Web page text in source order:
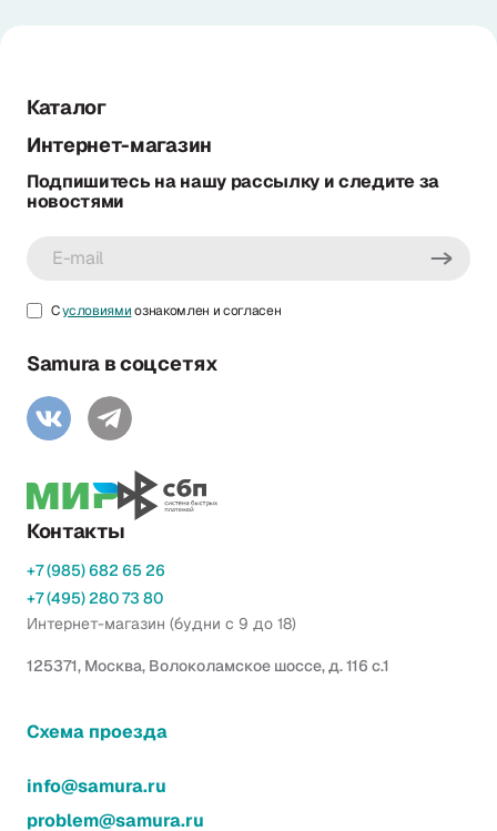
Каталог
Интернет-магазин
Подпишитесь на нашу рассылку и следите за
новостями
Сусловиямиознакомлен и согласен
Samura в соцсетях
Контакты
+7 (985) 682 65 26
+7 (495) 280 73 80
Интернет-магазин (будни с 9 до 18)
125371, Москва, Волоколамское шоссе, д. 116 с.1
Схема проезда
info@samura.ru
problem@samura.ru